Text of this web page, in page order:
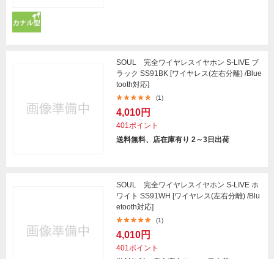
SOUL 完全ワイヤレスイヤホン S-LIVE ブ
ラック SS91BK [ワイヤレス(左右分離) /Blue
tooth対応]
(1)
4,010円
401ポイント
送料無料、店在庫有り 2～3日出荷
SOUL 完全ワイヤレスイヤホン S-LIVE ホ
ワイト SS91WH [ワイヤレス(左右分離) /Blu
etooth対応]
(1)
4,010円
401ポイント